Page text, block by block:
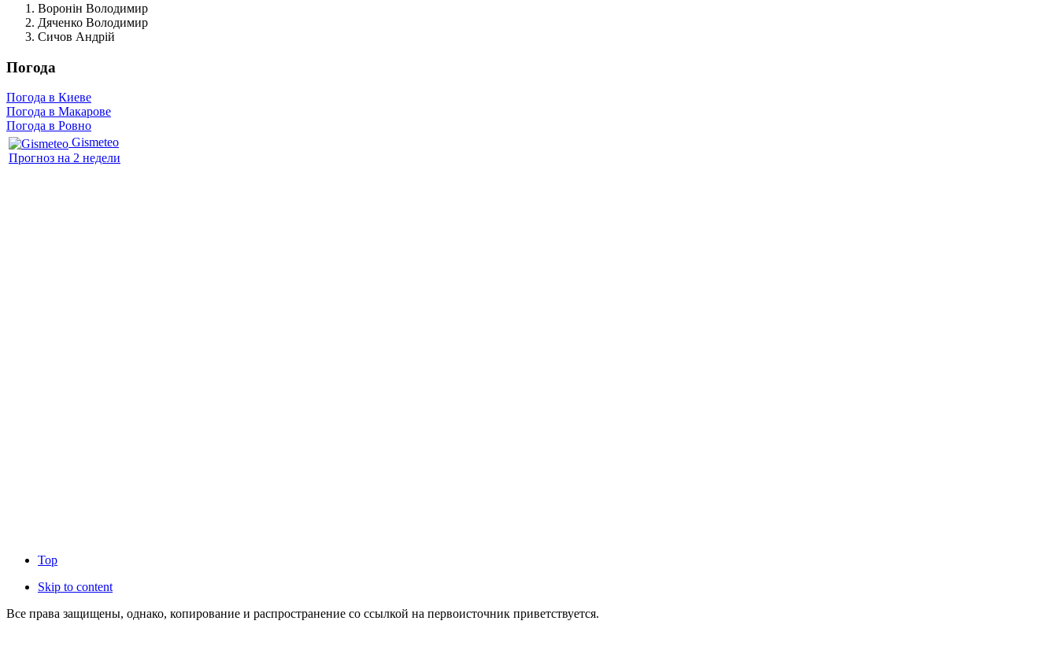
Воронін Володимир
Дяченко Володимир
Сичов Андрій
Погода
Погода в Киеве
Погода в Макарове
Погода в Ровно
Gismeteo
Прогноз на 2 недели
Top
Skip to content
Все права защищены, однако, копирование и распространение со ссылкой на первоисточник приветствуется.